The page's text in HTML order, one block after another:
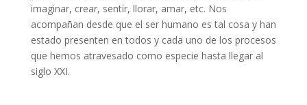
imaginar, crear, sentir, llorar, amar, etc. Nos
acompañan desde que el ser humano es tal cosa y han
estado presenten en todos y cada uno de los procesos
que hemos atravesado como especie hasta llegar al
siglo XXI.